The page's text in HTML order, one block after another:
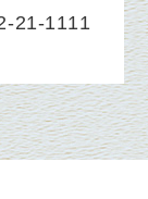
21-1111